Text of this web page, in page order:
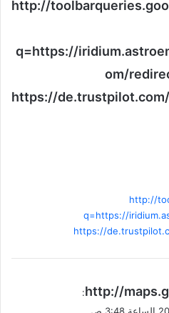
http://
q=https://
om/
https://
http://
q=https://
https://
http://
: